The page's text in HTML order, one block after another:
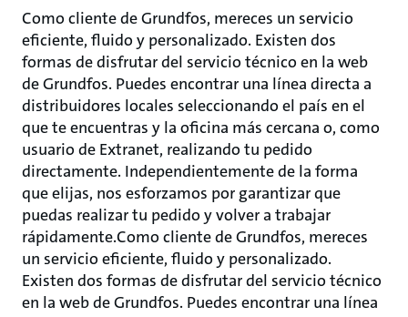
Como cliente de Grundfos, mereces un servicio
eficiente, fluido y personalizado. Existen dos
formas de disfrutar del servicio técnico en la web
de Grundfos. Puedes encontrar una línea directa a
distribuidores locales seleccionando el país en el
que te encuentras y la oficina más cercana o, como
usuario de Extranet, realizando tu pedido
directamente. Independientemente de la forma
que elijas, nos esforzamos por garantizar que
puedas realizar tu pedido y volver a trabajar
rápidamente.Como cliente de Grundfos, mereces
un servicio eficiente, fluido y personalizado.
Existen dos formas de disfrutar del servicio técnico
en la web de Grundfos. Puedes encontrar una línea